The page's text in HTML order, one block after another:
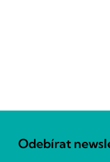
Odebírat